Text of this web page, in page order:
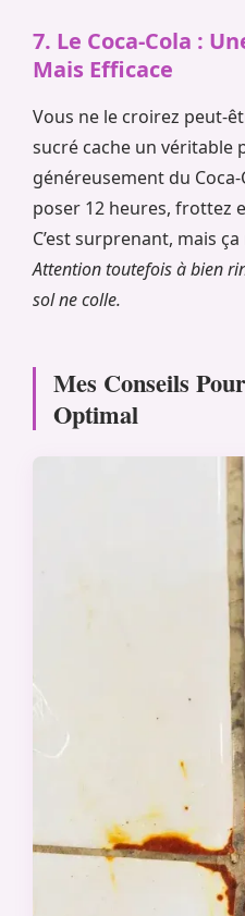
7. Le Coca-Cola :
Mais Efficace
Vous ne le croirez peut-
sucré cache un véritable
généreusement du
poser 12 heures, frottez
C’est surprenant, mais
Attention toutefois à bien
sol ne colle.
Mes Conseils
Optimal